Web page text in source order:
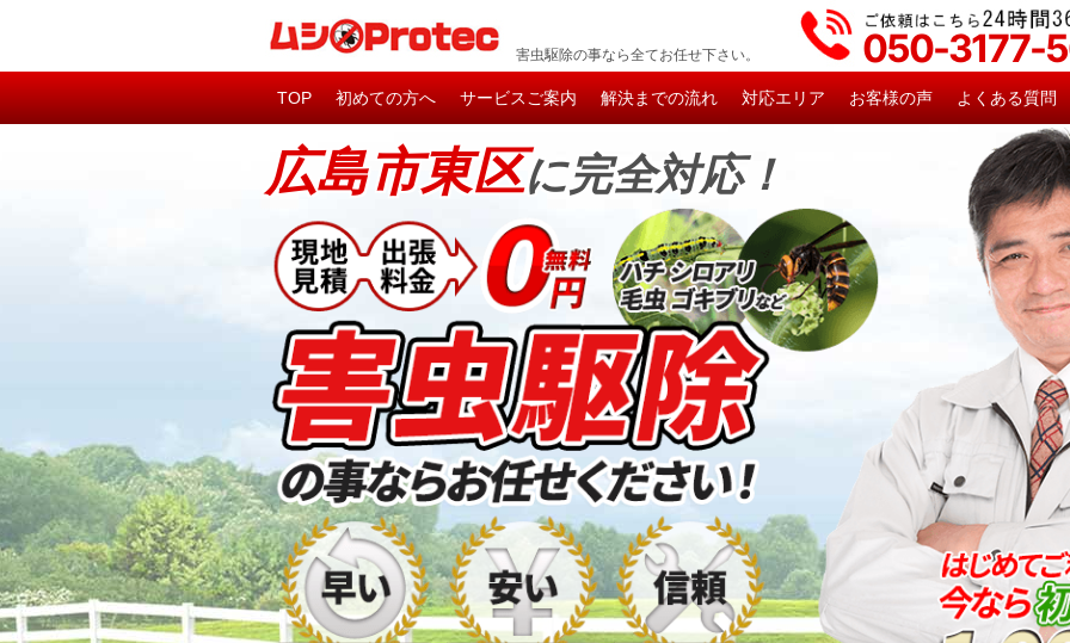
害虫駆除の事なら全てお任せ下さい。 050-3177-
TOP 初めての方へ サービスご案内 解決までの流れ 対応エリア お客様の声 よくある質問
広島市東区に完全対応！